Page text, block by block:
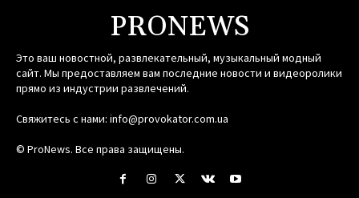
PRONEWS
Это ваш новостной, развлекательный, музыкальный модный
сайт. Мы предоставляем вам последние новости и видеоролики
прямо из индустрии развлечений.
Свяжитесь с нами: info@provokator.com.ua
© ProNews. Все права защищены.